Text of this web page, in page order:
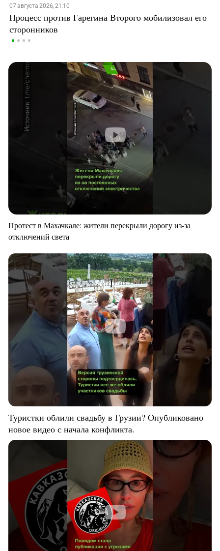
07 августа 2026, 21:10
Процесс против Гарегина Второго мобилизовал его
сторонников
Протест в Махачкале: жители перекрыли дорогу из-за
отключений света
Туристки облили свадьбу в Грузии? Опубликовано
новое видео с начала конфликта.